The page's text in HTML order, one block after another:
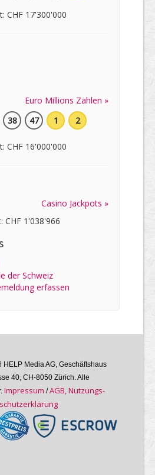
CHF 17'300'000
Euro Millions Zahlen »
38 47 1 2
CHF 16'000'000
Casino Jackpots »
CHF 1'038'966
der Schweiz
erfassen
Media AG, Geschäftshaus
40, CH-8050 Zürich. Alle
Im­pres­sum /AGB, Nutzungs­